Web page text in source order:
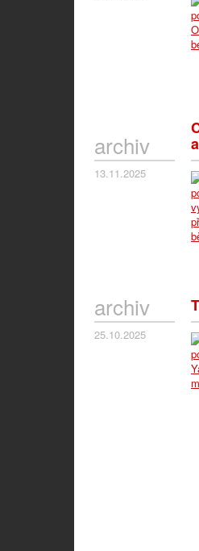
archiv
13.11.2025
archiv
25.10.2025